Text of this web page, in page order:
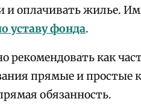
и оплачивать жилье.
уставу фонда.
рекомендовать как
прямые и простые
обязанность.